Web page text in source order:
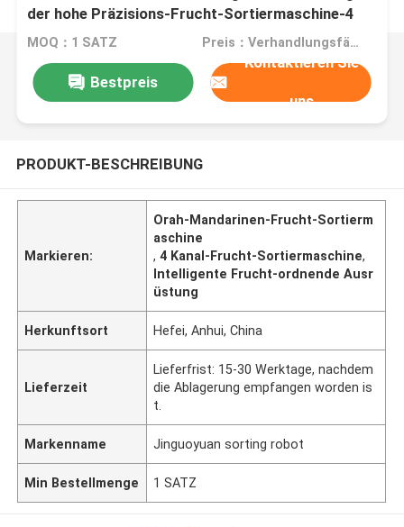
der hohe Präzisions-Frucht-Sortiermaschine-4
MOQ：1 SATZ Preis：Verhandlungsfähig
Bestpreis
Kontaktieren Sie
uns
PRODUKT-BESCHREIBUNG
Markieren:
Orah-Mandarinen-Frucht-Sortierm
aschine
,4 Kanal-Frucht-Sortiermaschine,
Intelligente Frucht-ordnende Ausr
üstung
Herkunftsort Hefei, Anhui, China
Lieferzeit
Lieferfrist: 15-30 Werktage, nachdem
die Ablagerung empfangen worden is
t.
Markenname Jinguoyuan sorting robot
Min Bestellmenge 1 SATZ